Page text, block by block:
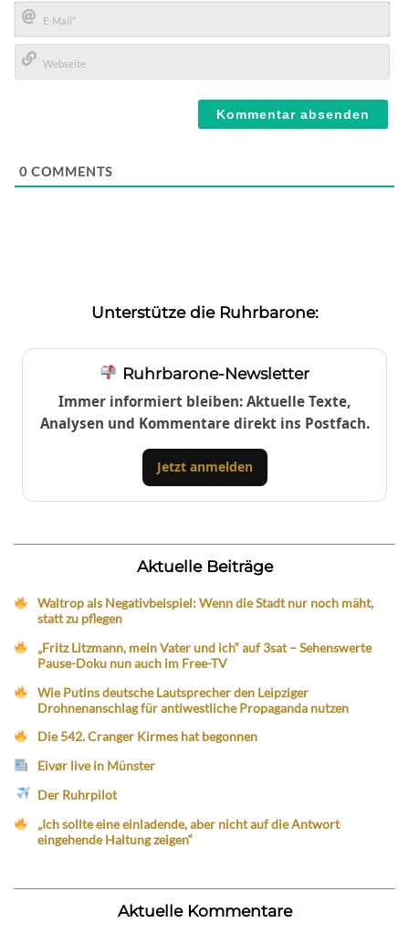
E-
Mail*
0 COMMENTS
Unterstütze die Ruhrbarone:
Ruhrbarone-Newsletter
Immer informiert bleiben: Aktuelle Texte,
Analysen und Kommentare direkt ins Postfach.
Jetzt anmelden
Aktuelle Beiträge
Waltrop als Negativbeispiel: Wenn die Stadt nur noch mäht,
statt zu pflegen
„Fritz Litzmann, mein Vater und ich“ auf 3sat – Sehenswerte
Pause-Doku nun auch im Free-TV
Wie Putins deutsche Lautsprecher den Leipziger
Drohnenanschlag für antiwestliche Propaganda nutzen
Die 542. Cranger Kirmes hat begonnen
Eivør live in Münster
Der Ruhrpilot
„Ich sollte eine einladende, aber nicht auf die Antwort
eingehende Haltung zeigen“
Aktuelle Kommentare